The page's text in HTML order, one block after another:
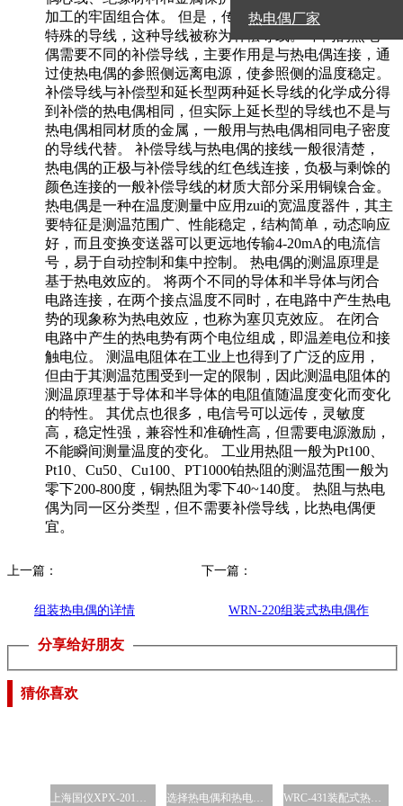
热电偶厂家
加工的牢固组合体。 但是，传递热电偶的电信号需要
特殊的导线，这种导线被称为补偿导线。 不同的热电
偶需要不同的补偿导线，主要作用是与热电偶连接，通
过使热电偶的参照侧远离电源，使参照侧的温度稳定。
补偿导线与补偿型和延长型两种延长导线的化学成分得
到补偿的热电偶相同，但实际上延长型的导线也不是与
热电偶相同材质的金属，一般用与热电偶相同电子密度
的导线代替。 补偿导线与热电偶的接线一般很清楚，
热电偶的正极与补偿导线的红色线连接，负极与剩馀的
颜色连接的一般补偿导线的材质大部分采用铜镍合金。
热电偶是一种在温度测量中应用zui的宽温度器件，其主
要特征是测温范围广、性能稳定，结构简单，动态响应
好，而且变换变送器可以更远地传输4-20mA的电流信
号，易于自动控制和集中控制。 热电偶的测温原理是
基于热电效应的。 将两个不同的导体和半导体与闭合
电路连接，在两个接点温度不同时，在电路中产生热电
势的现象称为热电效应，也称为塞贝克效应。 在闭合
电路中产生的热电势有两个电位组成，即温差电位和接
触电位。 测温电阻体在工业上也得到了广泛的应用，
但由于其测温范围受到一定的限制，因此测温电阻体的
测温原理基于导体和半导体的电阻值随温度变化而变化
的特性。 其优点也很多，电信号可以远传，灵敏度
高，稳定性强，兼容性和准确性高，但需要电源激励，
不能瞬间测量温度的变化。 工业用热阻一般为Pt100、
Pt10、Cu50、Cu100、PT1000铂热阻的测温范围一般为
零下200-800度，铜热阻为零下40~140度。 热阻与热电
偶为同一区分类型，但不需要补偿导线，比热电偶便
宜。
上一篇：
组装热电偶的详情
下一篇：
WRN-220组装式热电偶作
为测量温度的传感器
分享给好朋友
猜你喜欢
WRC-431装配式热电偶上海自